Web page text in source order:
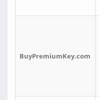
BuyPremiumKey.com